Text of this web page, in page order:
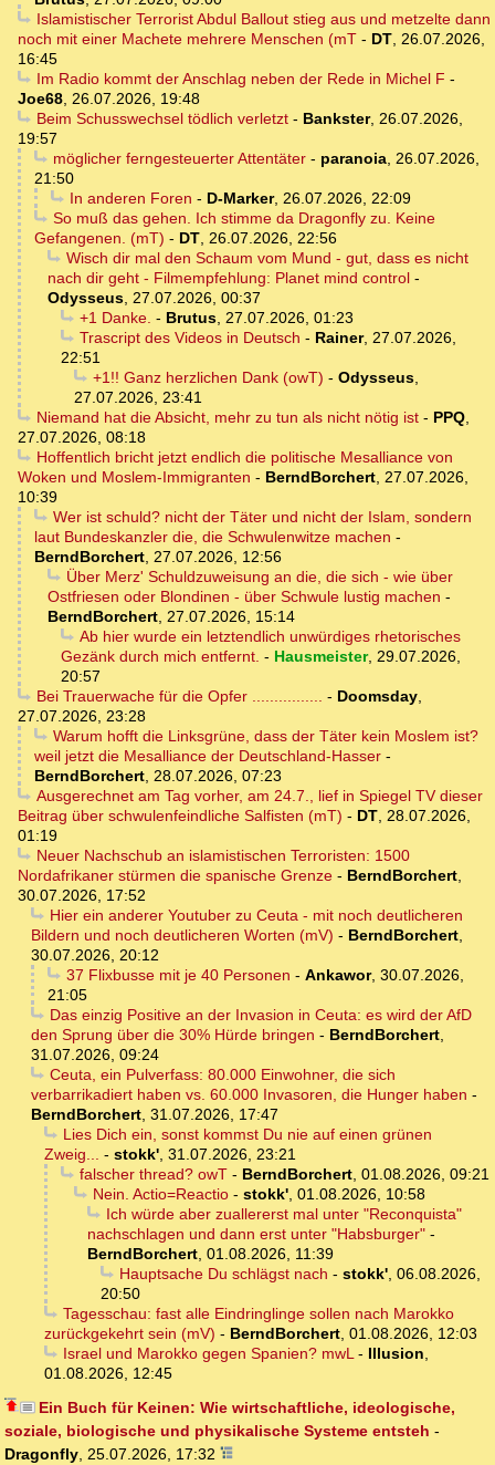
Islamistischer Terrorist Abdul Ballout stieg aus und metzelte dann
noch mit einer Machete mehrere Menschen (mT - DT, 26.07.2026,
16:45
Im Radio kommt der Anschlag neben der Rede in Michel F -
Joe68, 26.07.2026, 19:48
Beim Schusswechsel tödlich verletzt- Bankster, 26.07.2026,
19:57
möglicher ferngesteuerter Attentäter- paranoia, 26.07.2026,
21:50
In anderen Foren - D-Marker, 26.07.2026, 22:09
So muß das gehen. Ich stimme da Dragonfly zu. Keine
Gefangenen. (mT) - DT, 26.07.2026, 22:56
Wisch dir mal den Schaum vom Mund - gut, dass es nicht
nach dir geht - Filmempfehlung: Planet mind control -
Odysseus, 27.07.2026, 00:37
+1 Danke. - Brutus, 27.07.2026, 01:23
Trascript des Videos in Deutsch - Rainer, 27.07.2026,
22:51
+1!! Ganz herzlichen Dank (owT) - Odysseus,
27.07.2026, 23:41
Niemand hat die Absicht, mehr zu tun als nicht nötig ist- PPQ,
27.07.2026, 08:18
Hoffentlich bricht jetzt endlich die politische Mesalliance von
Woken und Moslem-Immigranten - BerndBorchert, 27.07.2026,
10:39
Wer ist schuld? nicht der Täter und nicht der Islam, sondern
laut Bundeskanzler die, die Schwulenwitze machen -
BerndBorchert, 27.07.2026, 12:56
Über Merz' Schuldzuweisung an die, die sich - wie über
Ostfriesen oder Blondinen - über Schwule lustig machen -
BerndBorchert, 27.07.2026, 15:14
Ab hier wurde ein letztendlich unwürdiges rhetorisches
Gezänk durch mich entfernt. - Hausmeister, 29.07.2026,
20:57
Bei Trauerwache für die Opfer ................ - Doomsday,
27.07.2026, 23:28
Warum hofft die Linksgrüne, dass der Täter kein Moslem ist?
weil jetzt die Mesalliance der Deutschland-Hasser -
BerndBorchert, 28.07.2026, 07:23
Ausgerechnet am Tag vorher, am 24.7., lief in Spiegel TV dieser
Beitrag über schwulenfeindliche Salfisten (mT) - DT, 28.07.2026,
01:19
Neuer Nachschub an islamistischen Terroristen: 1500
Nordafrikaner stürmen die spanische Grenze - BerndBorchert,
30.07.2026, 17:52
Hier ein anderer Youtuber zu Ceuta - mit noch deutlicheren
Bildern und noch deutlicheren Worten (mV) - BerndBorchert,
30.07.2026, 20:12
37 Flixbusse mit je 40 Personen - Ankawor, 30.07.2026,
21:05
Das einzig Positive an der Invasion in Ceuta: es wird der AfD
den Sprung über die 30% Hürde bringen - BerndBorchert,
31.07.2026, 09:24
Ceuta, ein Pulverfass: 80.000 Einwohner, die sich
verbarrikadiert haben vs. 60.000 Invasoren, die Hunger haben -
BerndBorchert, 31.07.2026, 17:47
Lies Dich ein, sonst kommst Du nie auf einen grünen
Zweig... - stokk', 31.07.2026, 23:21
falscher thread? owT- BerndBorchert, 01.08.2026, 09:21
Nein. Actio=Reactio- stokk', 01.08.2026, 10:58
Ich würde aber zuallererst mal unter "Reconquista"
nachschlagen und dann erst unter "Habsburger" -
BerndBorchert, 01.08.2026, 11:39
Hauptsache Du schlägst nach - stokk', 06.08.2026,
20:50
Tagesschau: fast alle Eindringlinge sollen nach Marokko
zurückgekehrt sein (mV) - BerndBorchert, 01.08.2026, 12:03
Israel und Marokko gegen Spanien? mwL- Illusion,
01.08.2026, 12:45
Ein Buch für Keinen: Wie wirtschaftliche, ideologische,
soziale, biologische und physikalische Systeme entsteh -
Dragonfly, 25.07.2026, 17:32